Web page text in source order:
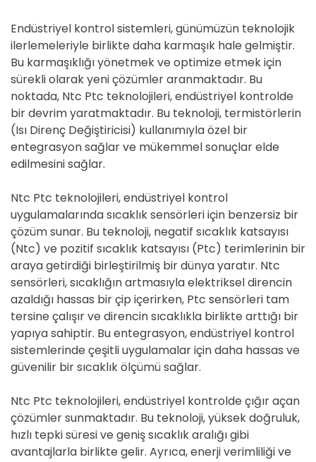
Endüstriyel kontrol sistemleri, günümüzün teknolojik
ilerlemeleriyle birlikte daha karmaşık hale gelmiştir.
Bu karmaşıklığı yönetmek ve optimize etmek için
sürekli olarak yeni çözümler aranmaktadır. Bu
noktada, Ntc Ptc teknolojileri, endüstriyel kontrolde
bir devrim yaratmaktadır. Bu teknoloji, termistörlerin
(Isı Direnç Değiştiricisi) kullanımıyla özel bir
entegrasyon sağlar ve mükemmel sonuçlar elde
edilmesini sağlar.
Ntc Ptc teknolojileri, endüstriyel kontrol
uygulamalarında sıcaklık sensörleri için benzersiz bir
çözüm sunar. Bu teknoloji, negatif sıcaklık katsayısı
(Ntc) ve pozitif sıcaklık katsayısı (Ptc) terimlerinin bir
araya getirdiği birleştirilmiş bir dünya yaratır. Ntc
sensörleri, sıcaklığın artmasıyla elektriksel direncin
azaldığı hassas bir çip içerirken, Ptc sensörleri tam
tersine çalışır ve direncin sıcaklıkla birlikte arttığı bir
yapıya sahiptir. Bu entegrasyon, endüstriyel kontrol
sistemlerinde çeşitli uygulamalar için daha hassas ve
güvenilir bir sıcaklık ölçümü sağlar.
Ntc Ptc teknolojileri, endüstriyel kontrolde çığır açan
çözümler sunmaktadır. Bu teknoloji, yüksek doğruluk,
hızlı tepki süresi ve geniş sıcaklık aralığı gibi
avantajlarla birlikte gelir. Ayrıca, enerji verimliliği ve